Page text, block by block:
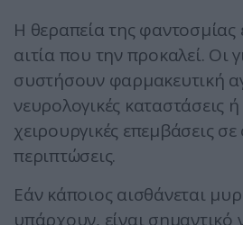
Η θεραπεία της φαντοσμίας
αιτία που την προκαλεί. Οι
συστήσουν φαρμακευτική
νευρολογικές καταστάσεις
χειρουργικές επεμβάσεις σε
περιπτώσεις.
Εάν κάποιος αισθάνεται
υπάρχουν, είναι σημαντικό